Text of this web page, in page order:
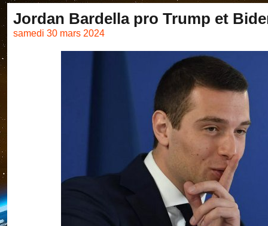
Jordan Bardella pro Trump et
samedi 30 mars 2024